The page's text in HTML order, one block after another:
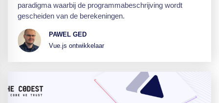
paradigma waarbij de programmabeschrijving wordt
gescheiden van de berekeningen.
PAWEL GED
Vue.js ontwikkelaar